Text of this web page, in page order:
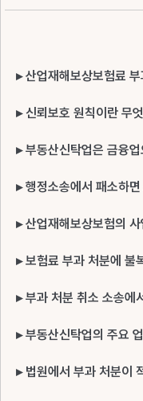
▸ 산업재해보상보험료
▸ 신뢰보호 원칙이란 무
▸ 부동산신탁업은 금융
▸ 행정소송에서 패소하
▸ 산업재해보상보험의
▸ 보험료 부과 처분에 불
▸ 부과 처분 취소 소송에
▸ 부동산신탁업의 주요
▸ 법원에서 부과 처분이